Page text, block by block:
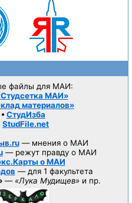
файлы для МАИ:
МАИ»
материалов»
• СтудИзба
StudFile.net
— мнения о МАИ
— режут правду о МАИ
о МАИ
— для 1 факультета
— «Лука Мудищев» и пр.